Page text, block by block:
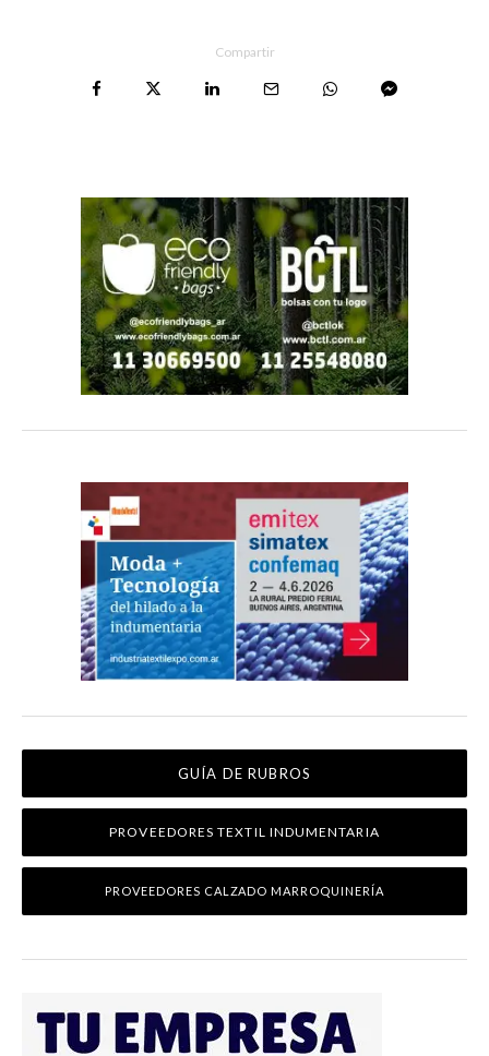
Compartir
GUÍA DE RUBROS
PROVEEDORES TEXTIL INDUMENTARIA
PROVEEDORES CALZADO MARROQUINERÍA